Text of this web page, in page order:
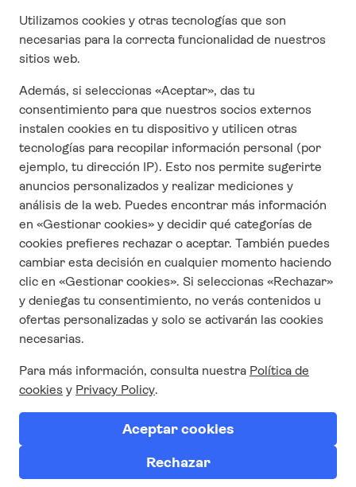
Especial COVID
Visados
Seguros
Cuestonario de satisfacción
CONTACTO
Quienes Somos
Responsabilidad Social Corporativa
Condiciones y términos de uso
SÍGUENOS EN REDES
SUSCRÍBETE AQUÍ A
Suscríbete